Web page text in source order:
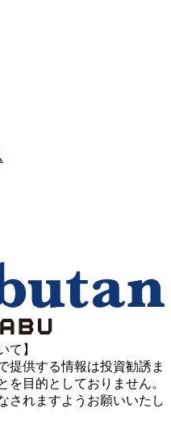
て】
提供する情報は投資勧誘ま
を目的としておりません。
されますようお願いいたし